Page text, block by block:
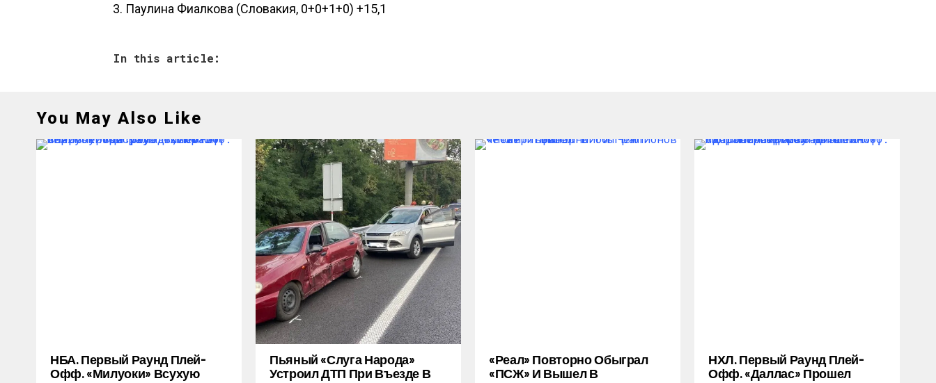
3. Паулина Фиалкова (Словакия, 0+0+1+0) +15,1
In this article:
You May Also Like
НБА. Первый Раунд Плей-
Офф. «Милуоки» Всухую
Пьяный «слуга Народа»
Устроил ДТП При Въезде В
«Реал» Повторно Обыграл
«ПСЖ» И Вышел В
НХЛ. Первый Раунд Плей-
Офф. «Даллас» Прошел